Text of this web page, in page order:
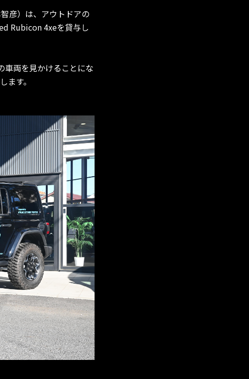
彦）は、アウトドアの
Rubicon 4xeを貸与し
両を見かけることにな
ます。